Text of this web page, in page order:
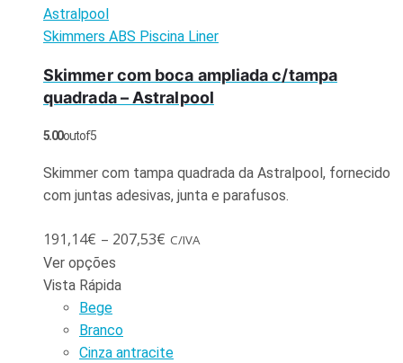
Skimmers ABS Piscina Liner
Skimmer com boca ampliada c/tampa
quadrada – Astralpool
5.00out of 5
Skimmer com tampa quadrada da Astralpool, fornecido
com juntas adesivas, junta e parafusos.
191,14€ – 207,53€ C/IVA
Ver opções
Vista Rápida
Bege
Branco
Cinza antracite